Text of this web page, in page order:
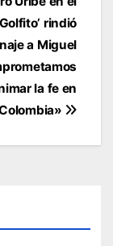
rindió
a Miguel
la fe en